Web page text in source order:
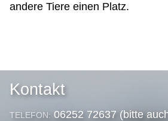
andere Tiere einen Platz.
Kontakt
TELEFON: 06252 72637 (bitte